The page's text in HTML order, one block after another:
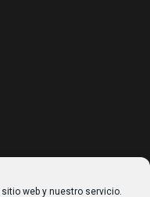
web y nuestro servicio.